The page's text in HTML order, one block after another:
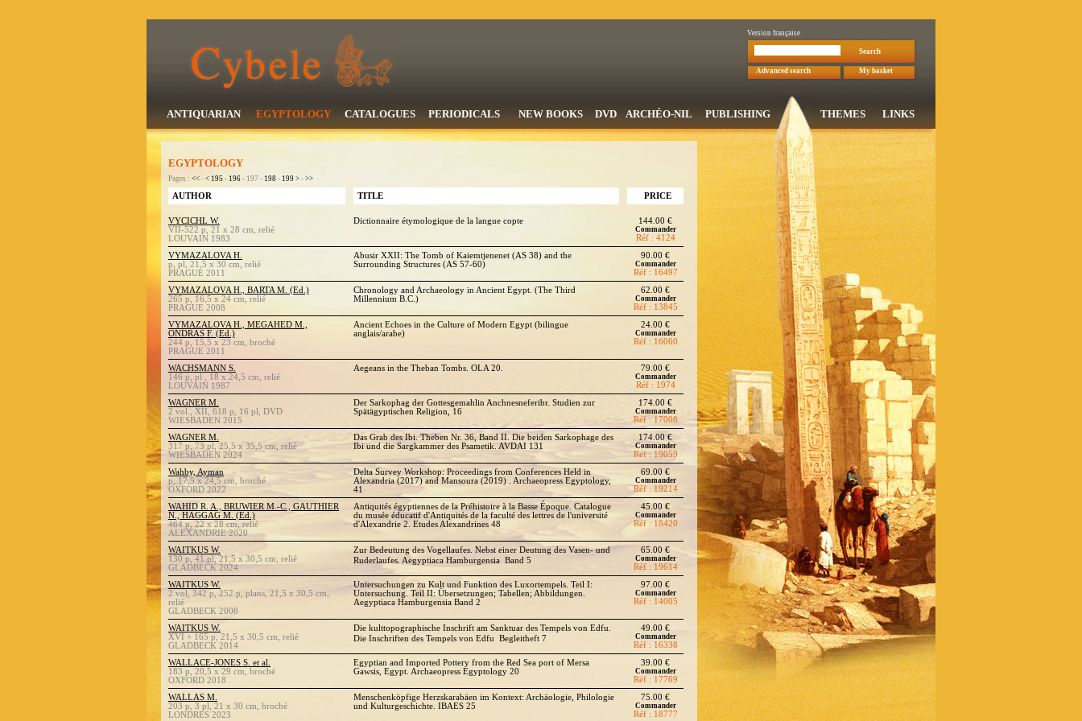
Version française
Search
Advanced search My basket
ANTIQUARIAN EGYPTOLOGY CATALOGUES PERIODICALS NEW BOOKS DVD ARCHÉO-NIL PUBLISHING THEMES LINKS
EGYPTOLOGY
Pages : << - < 195 - 196 - 197 - 198 - 199 > - >>
AUTHOR TITLE PRICE
VYCICHL W.
VII-522 p, 21 x 28 cm, relié
LOUVAIN 1983
Dictionnaire étymologique de la langue copte 144.00 €
Commander
Réf : 4124
VYMAZALOVA H.
p, pl, 21,5 x 30 cm, relié
PRAGUE 2011
Abusir XXII: The Tomb of Kaiemtjenenet (AS 38) and the
Surrounding Structures (AS 57-60)
90.00 €
Commander
Réf : 16497
VYMAZALOVA H., BARTA M. (Ed.)
265 p, 16,5 x 24 cm, relié
PRAGUE 2008
Chronology and Archaeology in Ancient Egypt. (The Third
Millennium B.C.)
62.00 €
Commander
Réf : 13845
VYMAZALOVA H., MEGAHED M.,
ONDRAS F. (Ed.)
244 p, 15,5 x 23 cm, broché
PRAGUE 2011
Ancient Echoes in the Culture of Modern Egypt (bilingue
anglais/arabe)
24.00 €
Commander
Réf : 16060
WACHSMANN S.
146 p, pl , 18 x 24,5 cm, relié
LOUVAIN 1987
Aegeans in the Theban Tombs. OLA 20. 79.00 €
Commander
Réf : 1974
WAGNER M.
2 vol., XII, 618 p, 16 pl, DVD
WIESBADEN 2015
Der Sarkophag der Gottesgemahlin Anchnesneferibr. Studien zur
Spätägyptischen Religion, 16
174.00 €
Commander
Réf : 17008
WAGNER M.
317 p, 73 pl, 25,5 x 35,5 cm, relié
WIESBADEN 2024
Das Grab des Ibi. Theben Nr. 36, Band II. Die beiden Sarkophage des
Ibi und die Sargkammer des Psametik. AVDAI 131
174.00 €
Commander
Réf : 19059
Wahby, Ayman
p, 17,5 x 24,5 cm, broché
OXFORD 2022
Delta Survey Workshop: Proceedings from Conferences Held in
Alexandria (2017) and Mansoura (2019) . Archaeopress Egyptology,
41
69.00 €
Commander
Réf : 19214
WAHID R. A., BRUWIER M.-C., GAUTHIER
N., HAGGAG M. (Ed.)
464 p, 22 x 28 cm, relié
ALEXANDRIE 2020
Antiquités égyptiennes de la Préhistoire à la Basse Époque. Catalogue
du musée éducatif d'Antiquités de la faculté des lettres de l'université
d'Alexandrie 2. Etudes Alexandrines 48
45.00 €
Commander
Réf : 18420
WAITKUS W.
130 p, 41 pl, 21,5 x 30,5 cm, relié
GLADBECK 2024
Zur Bedeutung des Vogellaufes. Nebst einer Deutung des Vasen- und
Ruderlaufes. Aegyptiaca Hamburgensia  Band 5
65.00 €
Commander
Réf : 19614
WAITKUS W.
2 vol, 342 p, 252 p, plans, 21,5 x 30,5 cm,
relié
GLADBECK 2008
Untersuchungen zu Kult und Funktion des Luxortempels. Teil I:
Untersuchung. Teil II: Übersetzungen; Tabellen; Abbildungen.
Aegyptiaca Hamburgensia Band 2
97.00 €
Commander
Réf : 14005
WAITKUS W.
XVI + 165 p, 21,5 x 30,5 cm, relié
GLADBECK 2014
Die kulttopographische Inschrift am Sanktuar des Tempels von Edfu.
Die Inschriften des Tempels von Edfu  Begleitheft 7
49.00 €
Commander
Réf : 16338
WALLACE-JONES S. et al.
183 p, 20,5 x 29 cm, broché
OXFORD 2018
Egyptian and Imported Pottery from the Red Sea port of Mersa
Gawsis, Egypt. Archaeopress Egyptology 20
39.00 €
Commander
Réf : 17769
WALLAS M.
203 p, 3 pl, 21 x 30 cm, broché
LONDRES 2023
Menschenköpfige Herzskarabäen im Kontext: Archäologie, Philologie
und Kulturgeschichte. IBAES 25
75.00 €
Commander
Réf : 18777